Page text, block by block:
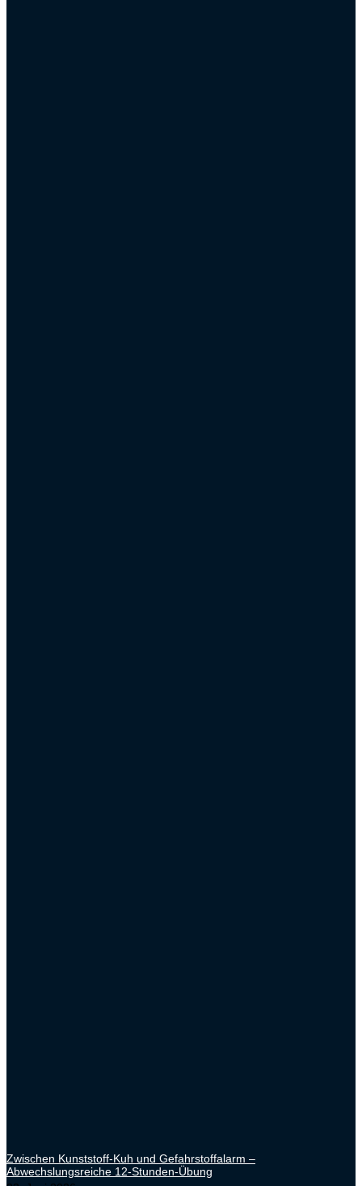
Zwischen Kunststoff-Kuh und Gefahrstoffalarm –
Abwechslungsreiche 12-Stunden-Übung